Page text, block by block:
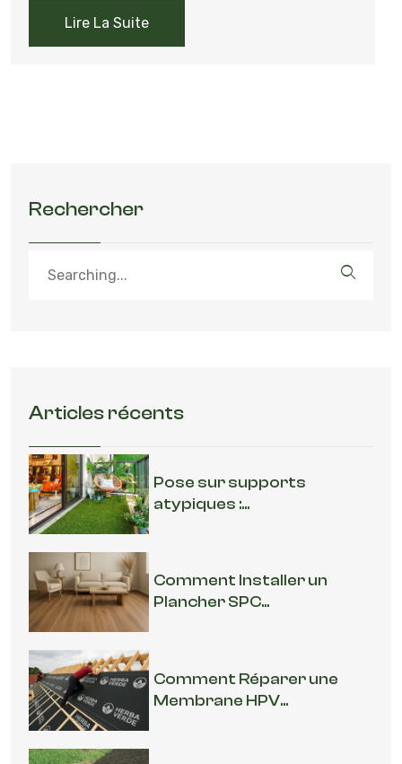
Lire La Suite
Rechercher
Articles récents
Pose sur supports
atypiques :...
Comment Installer un
Plancher SPC...
Comment Réparer une
Membrane HPV...